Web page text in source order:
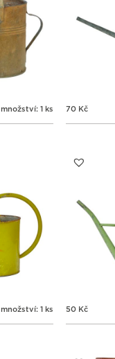
množství: 1 ks 70 Kč
množství: 1 ks 50 Kč